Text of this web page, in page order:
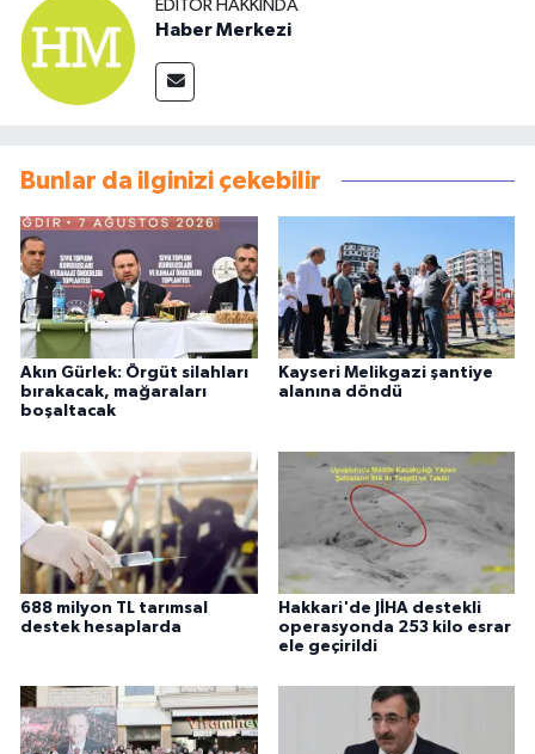
EDITÖR HAKKINDA
Haber Merkezi
Bunlar da ilginizi çekebilir
Akın Gürlek: Örgüt silahları
bırakacak, mağaraları
boşaltacak
Kayseri Melikgazi şantiye
alanına döndü
688 milyon TL tarımsal
destek hesaplarda
Hakkari'de JİHA destekli
operasyonda 253 kilo esrar
ele geçirildi